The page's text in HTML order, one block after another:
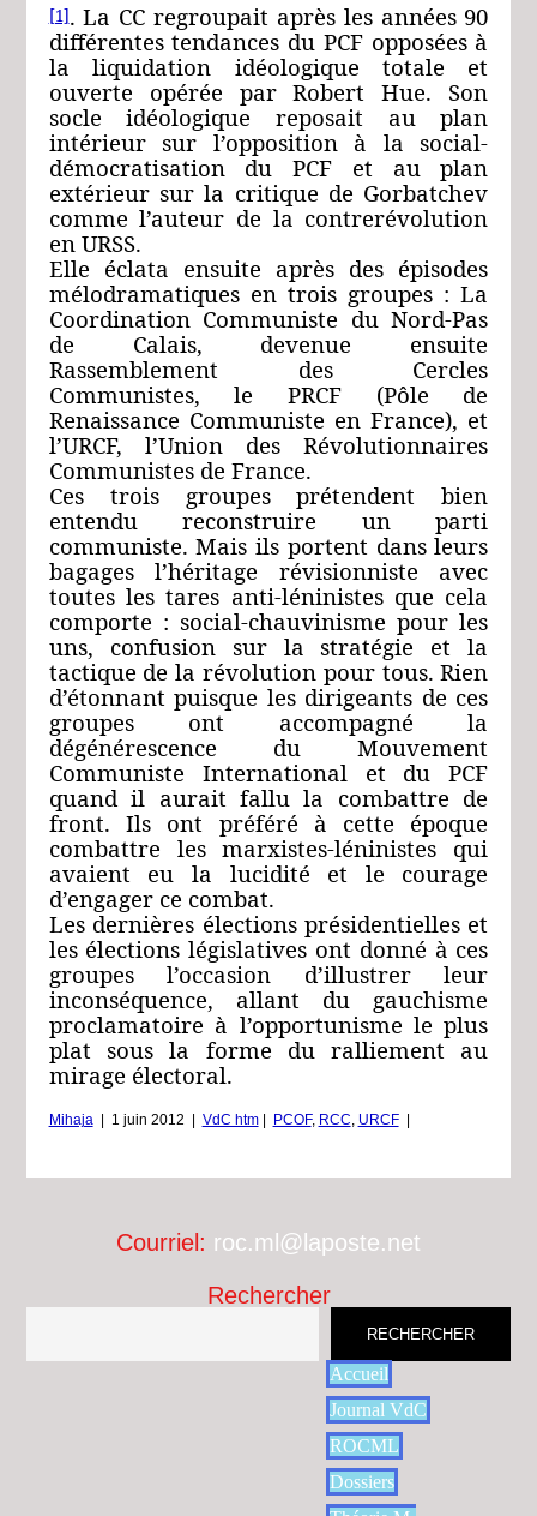
[1]. La CC regroupait après les années 90
différentes tendances du PCF opposées à
la liquidation idéologique totale et
ouverte opérée par Robert Hue. Son
socle idéologique reposait au plan
intérieur sur l’opposition à la social-
démocratisation du PCF et au plan
extérieur sur la critique de Gorbatchev
comme l’auteur de la contrerévolution
en URSS.
Elle éclata ensuite après des épisodes
mélodramatiques en trois groupes : La
Coordination Communiste du Nord-Pas
de Calais, devenue ensuite
Rassemblement des Cercles
Communistes, le PRCF (Pôle de
Renaissance Communiste en France), et
l’URCF, l’Union des Révolutionnaires
Communistes de France.
Ces trois groupes prétendent bien
entendu reconstruire un parti
communiste. Mais ils portent dans leurs
bagages l’héritage révisionniste avec
toutes les tares anti-léninistes que cela
comporte : social-chauvinisme pour les
uns, confusion sur la stratégie et la
tactique de la révolution pour tous. Rien
d’étonnant puisque les dirigeants de ces
groupes ont accompagné la
dégénérescence du Mouvement
Communiste International et du PCF
quand il aurait fallu la combattre de
front. Ils ont préféré à cette époque
combattre les marxistes-léninistes qui
avaient eu la lucidité et le courage
d’engager ce combat.
Les dernières élections présidentielles et
les élections législatives ont donné à ces
groupes l’occasion d’illustrer leur
inconséquence, allant du gauchisme
proclamatoire à l’opportunisme le plus
plat sous la forme du ralliement au
mirage électoral.
Mihaja 1 juin 2012 VdC htm PCOF, RCC URCF
Courriel: roc.ml@laposte.net
Rechercher
RECHERCHER
Accueil
Journal VdC
ROCML
Dossiers